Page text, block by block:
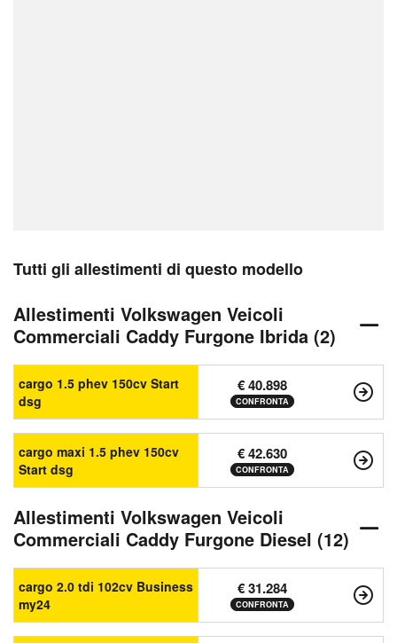
Tutti gli allestimenti di questo modello
Allestimenti Volkswagen Veicoli
Commerciali Caddy Furgone Ibrida (2)
cargo 1.5 phev 150cv Start
dsg
€ 40.898
CONFRONTA
cargo maxi 1.5 phev 150cv
Start dsg
€ 42.630
CONFRONTA
Allestimenti Volkswagen Veicoli
Commerciali Caddy Furgone Diesel (12)
cargo 2.0 tdi 102cv Business
my24
€ 31.284
CONFRONTA